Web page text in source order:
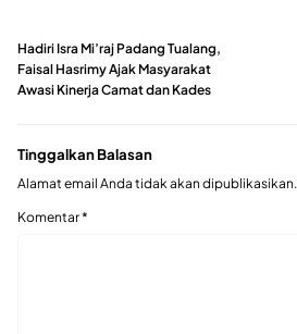
Hadiri Isra Mi’raj Padang Tualang,
Faisal Hasrimy Ajak Masyarakat
Awasi Kinerja Camat dan Kades
Tinggalkan Balasan
Alamat email Anda tidak akan dipublikasikan.
Komentar*